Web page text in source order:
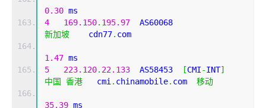
0.30 ms
4
169.150. 195.97
新加坡
    cdn77
. com
1.47 ms
5
223.120. 22.133
  AS58453
[CMI-INT]
中国
香港
   cmi
. chinamobile. com 移动
35.39 ms